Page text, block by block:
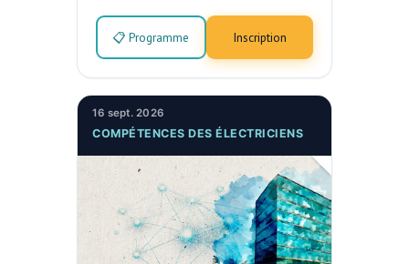
📋 Programme Inscription
16 sept. 2026
COMPÉTENCES DES ÉLECTRICIENS